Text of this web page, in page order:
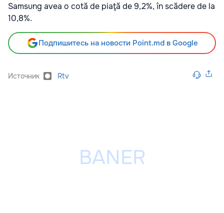
Samsung avea o cotă de piaţă de 9,2%, în scădere de la
10,8%.
Подпишитесь на новости Point.md в Google
Источник Rtv